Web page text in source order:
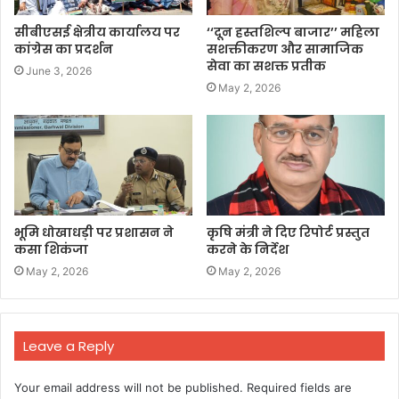
सीबीएसई क्षेत्रीय कार्यालय पर
कांग्रेस का प्रदर्शन
June 3, 2026
‘‘दून हस्तशिल्प बाजार’’ महिला
सशक्तीकरण और सामाजिक
सेवा का सशक्त प्रतीक
May 2, 2026
भूमि धोखाधड़ी पर प्रशासन ने
कसा शिकंजा
May 2, 2026
कृषि मंत्री ने दिए रिपोर्ट प्रस्तुत
करने के निर्देश
May 2, 2026
Leave a Reply
Your email address will not be published. Required fields are